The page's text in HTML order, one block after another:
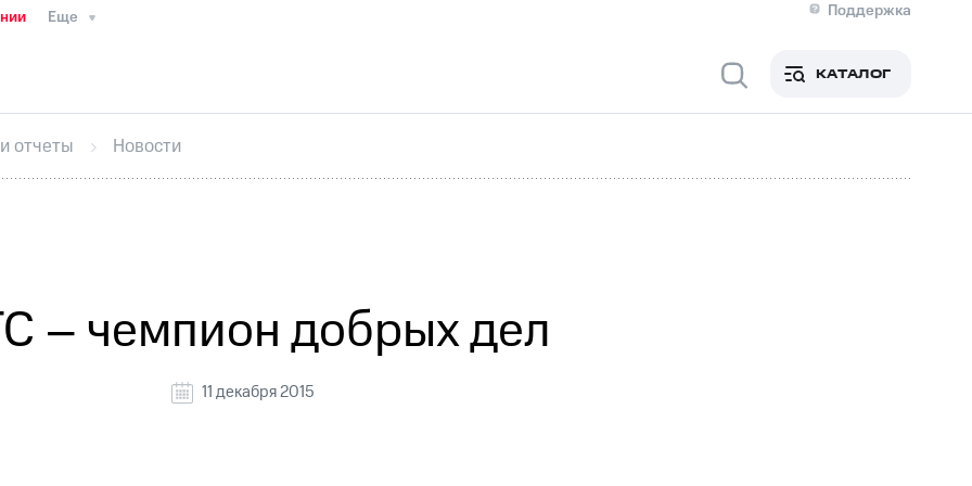
Еще
Поддержка
Медиа-центр
ИнтервьюФинансовая отчетностьКонтактыПригласить спикера
секретарьРаскрытие информации
кабинет акционераАкционерный капиталКонтроль и аудитРынок акций
КАТАЛОГ
отчеты Новости
– чемпион добрых дел
11 декабря 2015